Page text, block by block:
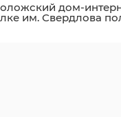
03
дом-
им. Свердлова
осенью